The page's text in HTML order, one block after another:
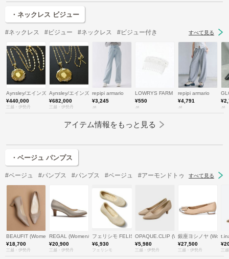
・ネックレス ビジュー
#ネックレス #ビジュー #ネックレス #ビジュー付き すべて見る
Aynsley/エインズレイ
¥440,000
三越・伊勢丹
Aynsley/エインズレイ
¥682,000
三越・伊勢丹
repipi armario
¥3,245
.st
LOWRYS FARM
¥550
.st
repipi armario
¥4,791
.st .st
アイテム情報をもっと見る
・ベージュ パンプス
#ベージュ #パンプス #パンプス #ベージュ #アーモンドトゥ すべて見る
BEAUFIT (Women)/ビューフィット
¥18,700
三越・伊勢丹
REGAL (Women/Men)/リーガル
¥20,900
三越・伊勢丹
フェリシモ FELISSIMO
¥6,930
フェリシモ
OPAQUE.CLIP (Women)/オペークドッ
¥5,980
三越・伊勢丹
銀座ヨシノヤ
¥27,500
三越・伊勢丹 三